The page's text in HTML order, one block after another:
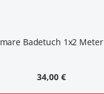
mare Badetuch 1x2 Meter
34,00 €